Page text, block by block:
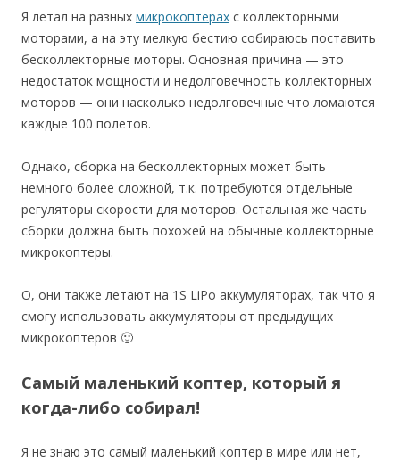
Я летал на разных микрокоптерах с коллекторными
моторами, а на эту мелкую бестию собираюсь поставить
бесколлекторные моторы. Основная причина — это
недостаток мощности и недолговечность коллекторных
моторов — они насколько недолговечные что ломаются
каждые 100 полетов.
Однако, сборка на бесколлекторных может быть
немного более сложной, т.к. потребуются отдельные
регуляторы скорости для моторов. Остальная же часть
сборки должна быть похожей на обычные коллекторные
микрокоптеры.
О, они также летают на 1S LiPo аккумуляторах, так что я
смогу использовать аккумуляторы от предыдущих
микрокоптеров 🙂
Самый маленький коптер, который я
когда-либо собирал!
Я не знаю это самый маленький коптер в мире или нет,